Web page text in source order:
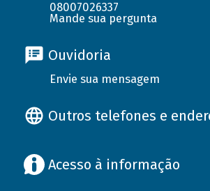
08007026337
Mande sua pergunta
Ouvidoria
Envie sua mensagem
Outros telefones e
Acesso à informação